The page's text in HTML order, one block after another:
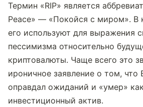
Термин «RIP» является
Peace» — «Покойся с миром». В
его используют для выражения
пессимизма относительно
криптовалюты. Чаще всего это
ироничное заявление о том, что
оправдал ожиданий и «умер»
инвестиционный актив.